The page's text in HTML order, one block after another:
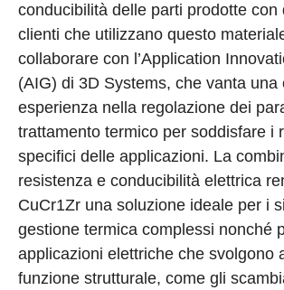
conducibilità delle parti prodotte con
clienti che utilizzano questo
collaborare con l’Application
(AIG) di 3D Systems, che vanta una
esperienza nella regolazione dei
trattamento termico per soddisfare i
specifici delle applicazioni. La
resistenza e conducibilità elettrica
CuCr1Zr una soluzione ideale per i
gestione termica complessi nonché
applicazioni elettriche che svolgono
funzione strutturale, come gli